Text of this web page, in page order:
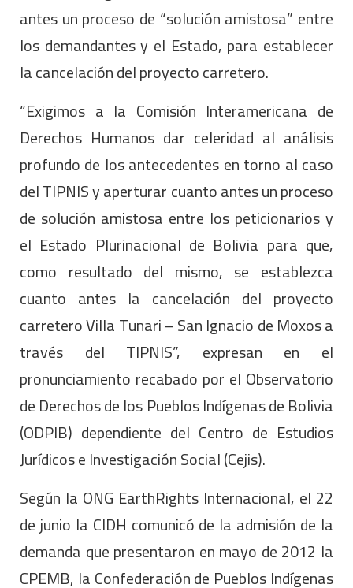
antes un proceso de “solución amistosa” entre
los demandantes y el Estado, para establecer
la cancelación del proyecto carretero.
“Exigimos a la Comisión Interamericana de
Derechos Humanos dar celeridad al análisis
profundo de los antecedentes en torno al caso
del TIPNIS y aperturar cuanto antes un proceso
de solución amistosa entre los peticionarios y
el Estado Plurinacional de Bolivia para que,
como resultado del mismo, se establezca
cuanto antes la cancelación del proyecto
carretero Villa Tunari – San Ignacio de Moxos a
través del TIPNIS”, expresan en el
pronunciamiento recabado por el Observatorio
de Derechos de los Pueblos Indígenas de Bolivia
(ODPIB) dependiente del Centro de Estudios
Jurídicos e Investigación Social (Cejis).
Según la ONG EarthRights Internacional, el 22
de junio la CIDH comunicó de la admisión de la
demanda que presentaron en mayo de 2012 la
CPEMB, la Confederación de Pueblos Indígenas